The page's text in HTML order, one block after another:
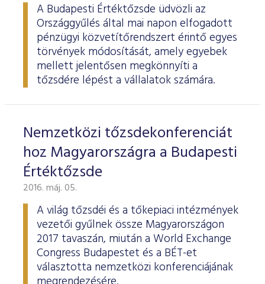
A Budapesti Értéktőzsde üdvözli az
Országgyűlés által mai napon elfogadott
pénzügyi közvetítőrendszert érintő egyes
törvények módosítását, amely egyebek
mellett jelentősen megkönnyíti a
tőzsdére lépést a vállalatok számára.
Nemzetközi tőzsdekonferenciát
hoz Magyarországra a Budapesti
Értéktőzsde
2016. máj. 05.
A világ tőzsdéi és a tőkepiaci intézmények
vezetői gyűlnek össze Magyarországon
2017 tavaszán, miután a World Exchange
Congress Budapestet és a BÉT-et
választotta nemzetközi konferenciájának